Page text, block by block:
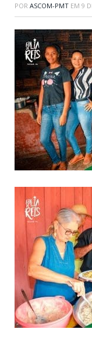
POR ASCOM-PMT EM 9